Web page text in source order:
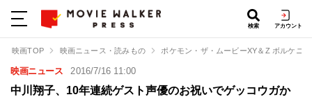
検索 アカウント
映画TOP 映画ニュース・読みもの ポケモン・ザ・ムービーXY＆Z ボルケニ
映画ニュース 2016/7/16 11:00
中川翔子、10年連続ゲスト声優のお祝いでゲッコウガか